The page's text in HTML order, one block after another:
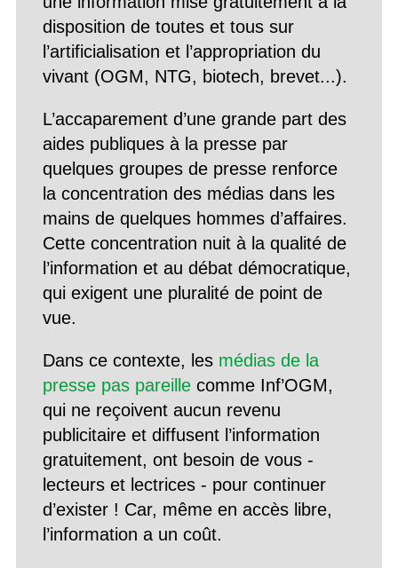
disposition de toutes et tous sur
l’artificialisation et l’appropriation du
vivant (OGM, NTG, biotech, brevet...).
L’accaparement d’une grande part des
aides publiques à la presse par
quelques groupes de presse renforce
la concentration des médias dans les
mains de quelques hommes d’affaires.
Cette concentration nuit à la qualité de
l’information et au débat démocratique,
qui exigent une pluralité de point de
vue.
Dans ce contexte, les médias de la
presse pas pareillecomme Inf’OGM,
qui ne reçoivent aucun revenu
publicitaire et diffusent l’information
gratuitement, ont besoin de vous -
lecteurs et lectrices - pour continuer
d’exister ! Car, même en accès libre,
l’information a un coût.